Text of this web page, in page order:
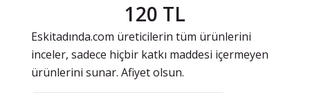
120 TL
Eskitadında.com üreticilerin tüm ürünlerini
inceler, sadece hiçbir katkı maddesi içermeyen
ürünlerini sunar. Afiyet olsun.